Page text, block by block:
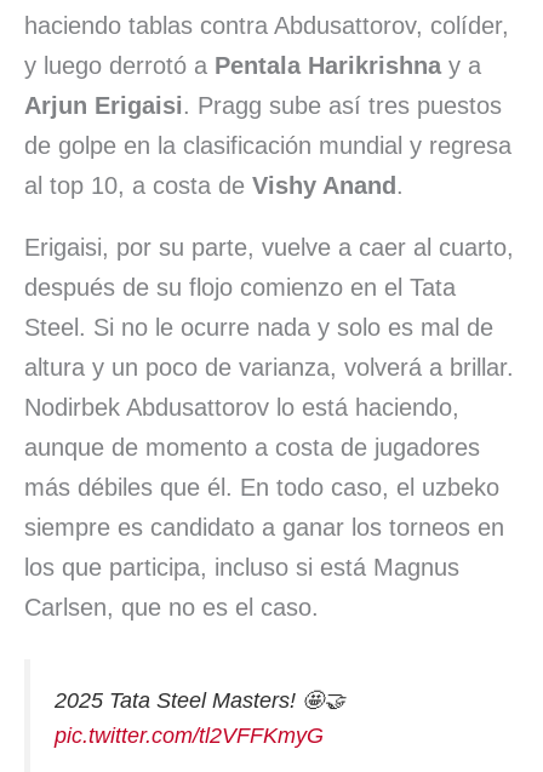
haciendo tablas contra Abdusattorov, colíder,
y luego derrotó a Pentala Harikrishnay a
Arjun Erigaisi. Pragg sube así tres puestos
de golpe en la clasificación mundial y regresa
al top 10, a costa de Vishy Anand .
Erigaisi, por su parte, vuelve a caer al cuarto,
después de su flojo comienzo en el Tata
Steel. Si no le ocurre nada y solo es mal de
altura y un poco de varianza, volverá a brillar.
Nodirbek Abdusattorov lo está haciendo,
aunque de momento a costa de jugadores
más débiles que él. En todo caso, el uzbeko
siempre es candidato a ganar los torneos en
los que participa, incluso si está Magnus
Carlsen, que no es el caso.
2025 Tata Steel Masters! 🤩🤝
pic.twitter.com/tl2VFFKmyG